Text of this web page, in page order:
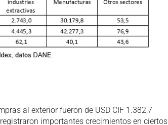
al exterior fueron de USD CIF 1.382,7
importantes crecimientos en ciertos